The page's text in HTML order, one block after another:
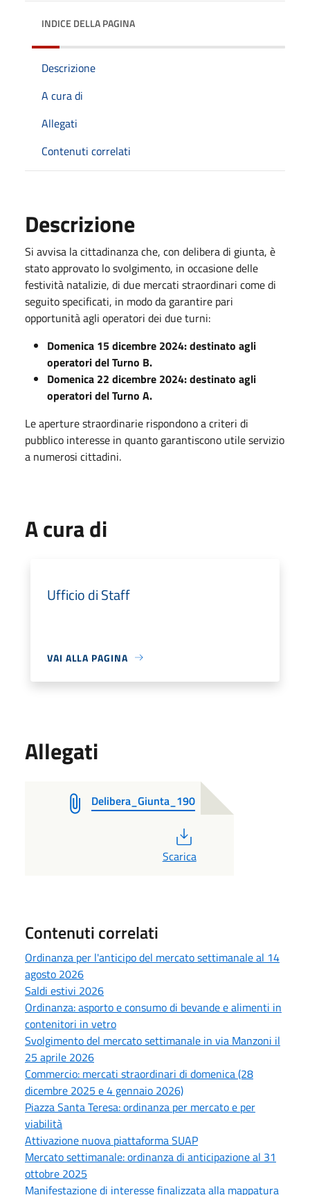
INDICE DELLA PAGINA
Descrizione
A cura di
Allegati
Contenuti correlati
Descrizione
Si avvisa la cittadinanza che, con delibera di giunta, è
stato approvato lo svolgimento, in occasione delle
festività natalizie, di due mercati straordinari come di
seguito specificati, in modo da garantire pari
opportunità agli operatori dei due turni:
Domenica 15 dicembre 2024: destinato agli
operatori del Turno B.
Domenica 22 dicembre 2024: destinato agli
operatori del Turno A.
Le aperture straordinarie rispondono a criteri di
pubblico interesse in quanto garantiscono utile servizio
a numerosi cittadini.
A cura di
Ufficio di Staff
VAI ALLA PAGINA
Allegati
Delibera_Giunta_190
Scarica
Contenuti correlati
Ordinanza per l'anticipo del mercato settimanale al 14
agosto 2026
Saldi estivi 2026
Ordinanza: asporto e consumo di bevande e alimenti in
contenitori in vetro
Svolgimento del mercato settimanale in via Manzoni il
25 aprile 2026
Commercio: mercati straordinari di domenica (28
dicembre 2025 e 4 gennaio 2026)
Piazza Santa Teresa: ordinanza per mercato e per
viabilità
Attivazione nuova piattaforma SUAP
Mercato settimanale: ordinanza di anticipazione al 31
ottobre 2025
Manifestazione di interesse finalizzata alla mappatura